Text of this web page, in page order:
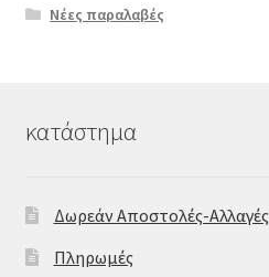
Νέες παραλαβές
κατάστημα
Δωρεάν Αποστολές-Αλλαγές
Πληρωμές